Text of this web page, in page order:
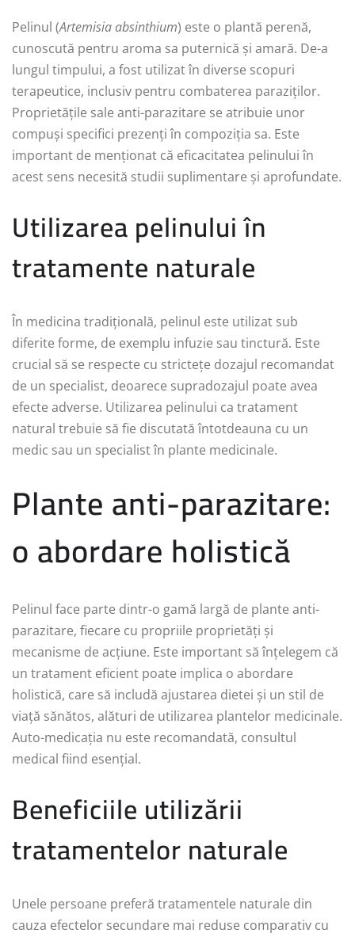
Pelinul (Artemisia absinthium) este o plantă perenă,
cunoscută pentru aroma sa puternică și amară. De-a
lungul timpului, a fost utilizat în diverse scopuri
terapeutice, inclusiv pentru combaterea paraziților.
Proprietățile sale anti-parazitare se atribuie unor
compuși specifici prezenți în compoziția sa. Este
important de menționat că eficacitatea pelinului în
acest sens necesită studii suplimentare și aprofundate.
Utilizarea pelinului în
tratamente naturale
În medicina tradițională, pelinul este utilizat sub
diferite forme, de exemplu infuzie sau tinctură. Este
crucial să se respecte cu strictețe dozajul recomandat
de un specialist, deoarece supradozajul poate avea
efecte adverse. Utilizarea pelinului ca tratament
natural trebuie să fie discutată întotdeauna cu un
medic sau un specialist în plante medicinale.
Plante anti-parazitare:
o abordare holistică
Pelinul face parte dintr-o gamă largă de plante anti-
parazitare, fiecare cu propriile proprietăți și
mecanisme de acțiune. Este important să înțelegem că
un tratament eficient poate implica o abordare
holistică, care să includă ajustarea dietei și un stil de
viață sănătos, alături de utilizarea plantelor medicinale.
Auto-medicația nu este recomandată, consultul
medical fiind esențial.
Beneficiile utilizării
tratamentelor naturale
Unele persoane preferă tratamentele naturale din
cauza efectelor secundare mai reduse comparativ cu